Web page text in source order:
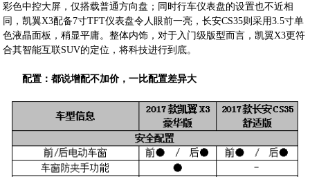
彩色中控大屏，仅搭载普通方向盘；同时行车仪表盘的设置也不近相
同，凯翼X3配备7寸TFT仪表盘令人眼前一亮，长安CS35则采用3.5寸单
色液晶面板，稍显平庸。整体内饰，对于入门级版型而言，凯翼X3更符
合其智能互联SUV的定位，将科技进行到底。
配置：都说增配不加价，一比配置差异大